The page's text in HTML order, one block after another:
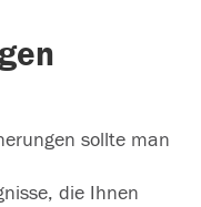
sollte man
die Ihnen